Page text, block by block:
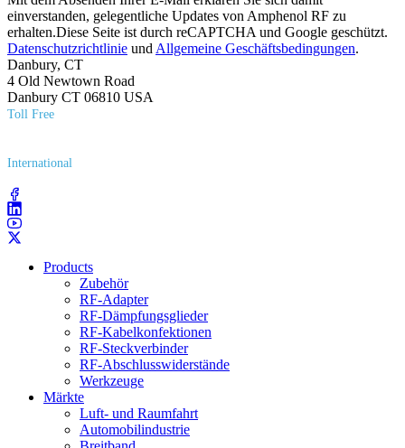
einverstanden, gelegentliche Updates von Amphenol RF zu
erhalten.Diese Seite ist durch reCAPTCHA und Google geschützt.
Datenschutzrichtlinie und Allgemeine Geschäftsbedingungen.
Danbury, CT
4 Old Newtown Road
Danbury CT 06810 USA
Toll Free
International
Products
Zubehör
RF-Adapter
RF-Dämpfungsglieder
RF-Kabelkonfektionen
RF-Steckverbinder
RF-Abschlusswiderstände
Werkzeuge
Märkte
Luft- und Raumfahrt
Automobilindustrie